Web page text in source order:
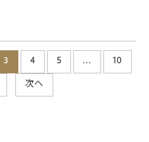
3 4 5 ... 10
次へ